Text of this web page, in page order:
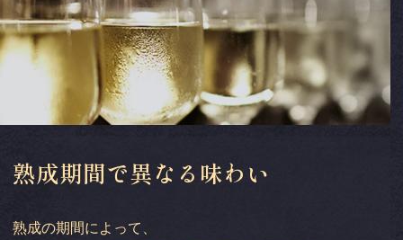
熟成期間で異なる味わい
熟成の期間によって、